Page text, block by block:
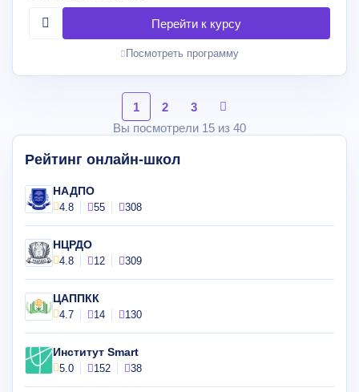
Посмотреть программу
Вы посмотрели 15 из 40
1 2 3
Рейтинг онлайн-школ
НАДПО
4.8 55 308
НЦРДО
4.8 12 309
ЦАППКК
4.7 14 130
Институт Smart
5.0 152 38